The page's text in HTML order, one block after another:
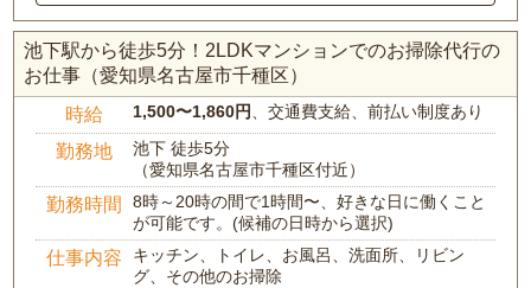
池下駅から徒歩5分！2LDKマンションでのお掃除代行の
お仕事（愛知県名古屋市千種区）
時給 1,500〜1,860円 、交通費支給、前払い制度あり
勤務地
池下 徒歩5分
（愛知県名古屋市千種区付近）
勤務時間
8時～20時の間で1時間〜、好きな日に働くこと
が可能です。(候補の日時から選択)
仕事内容
キッチン、トイレ、お風呂、洗面所、リビン
グ、その他のお掃除